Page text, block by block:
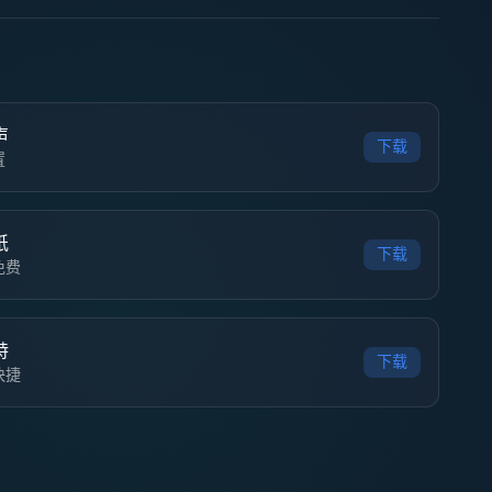
下载
费
下载
捷
下载